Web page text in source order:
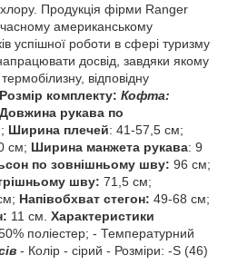
хлору. Продукція фірми Ranger
американському
успішної роботи в сфері туризму
досвід завдяки якому
термобілизну, відповідну
Розмір комплекту: Кофта:
Довжина рукава по
Ширина плечей: 41-57,5 см;
см; Ширина манжета рукава: 9
по зовнішньому шву: 96 см;
шву: 71,5 см;
Напівобхват стегон: 49-68 см;
11 см. Характеристики
поліестер; - Температурний
- Колір - сірий - Розміри: -S (46)